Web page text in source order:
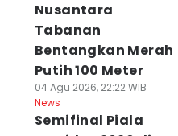
Nusantara
Tabanan
Bentangkan Merah
Putih 100 Meter
04 Agu 2026, 22:22 WIB
News
Semifinal Piala